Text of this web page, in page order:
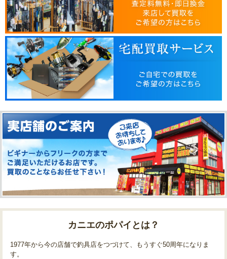
カニエのポパイとは？
1977年から今の店舗で釣具店をつづけて、もうすぐ50周年になりま
す。